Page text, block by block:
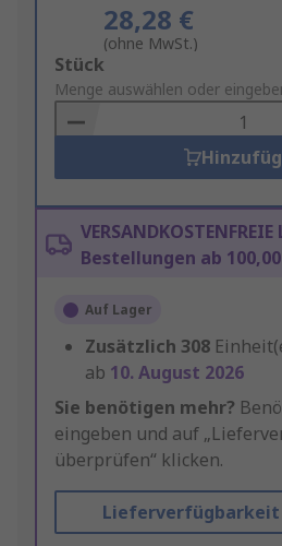
28,28 €
(ohne MwSt.)
Add
to
Basket
Stück
Menge auswählen oder
Bestellungen ab
Auf Lager
Zusätzlich 308
ab 10. August 2026
Sie benötigen mehr?
eingeben und auf
überprüfen“ klicken.